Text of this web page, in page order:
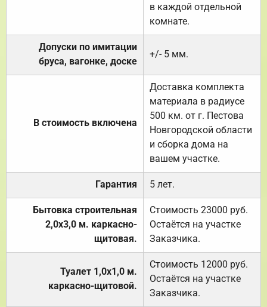
в каждой отдельной
комнате.
Допуски по имитации
бруса, вагонке, доске
+/- 5 мм.
В стоимость включена
Доставка комплекта
материала в радиусе
500 км. от г. Пестова
Новгородской области
и сборка дома на
вашем участке.
Гарантия 5 лет.
Бытовка строительная
2,0х3,0 м. каркасно-
щитовая.
Стоимость 23000 руб.
Остаётся на участке
Заказчика.
Туалет 1,0х1,0 м.
каркасно-щитовой.
Стоимость 12000 руб.
Остаётся на участке
Заказчика.